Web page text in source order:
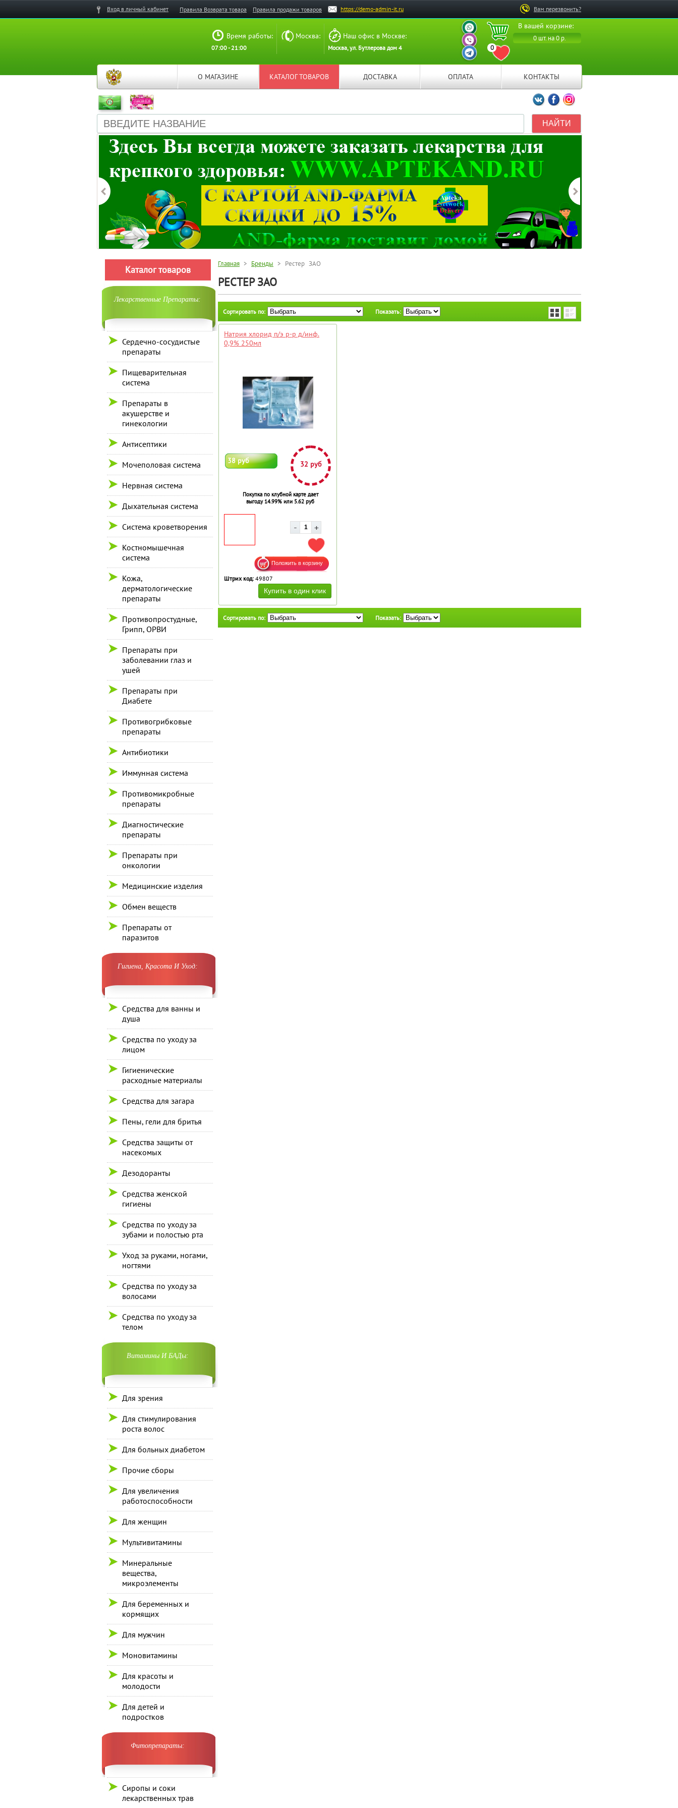
Вам перезвонить?
Вход в личный кабинет Правила Возврата товара Правила продажи товаров https://demo-admin-it.ru
В вашей корзине:
0 шт. на 0 р.
0
ПЕРЕЙТИ В ИЗБРАННОЕ
ВАШ ПЕРСОНАЛЬНЫЙ
МЕНЕДЖЕР
ВАШ ПЕРСОНАЛЬНЫЙ
МЕНЕДЖЕР
ВАШ ПЕРСОНАЛЬНЫЙ
МЕНЕДЖЕР
Время работы:
07:00 - 21:00
Москва: Наш офис в Москве:
Москва, ул. Бутлерова дом 4
О МАГАЗИНЕ КАТАЛОГ ТОВАРОВ ДОСТАВКА ОПЛАТА КОНТАКТЫ
Мы ВКонтакте
Мы на Facebook
Мы в Instagramm
Каталог товаров
Лекарственные Препараты:
Сердечно-сосудистые
препараты
Пищеварительная
система
Препараты в
акушерстве и
гинекологии
Антисептики
Мочеполовая система
Нервная система
Дыхательная система
Система кроветворения
Костномышечная
система
Кожа,
дерматологические
препараты
Противопростудные,
Грипп, ОРВИ
Препараты при
заболевании глаз и
ушей
Препараты при
Диабете
Противогрибковые
препараты
Антибиотики
Иммунная система
Противомикробные
препараты
Диагностические
препараты
Препараты при
онкологии
Медицинские изделия
Обмен веществ
Препараты от
паразитов
Гигиена, Красота И Уход:
Средства для ванны и
душа
Средства по уходу за
лицом
Гигиенические
расходные материалы
Средства для загара
Пены, гели для бритья
Средства защиты от
насекомых
Дезодоранты
Средства женской
гигиены
Средства по уходу за
зубами и полостью рта
Уход за руками, ногами,
ногтями
Средства по уходу за
волосами
Средства по уходу за
телом
Витамины И БАДы:
Для зрения
Для стимулирования
роста волос
Для больных диабетом
Прочие сборы
Для увеличения
работоспособности
Для женщин
Мультивитамины
Минеральные
вещества,
микроэлементы
Для беременных и
кормящих
Для мужчин
Моновитамины
Для красоты и
молодости
Для детей и
подростков
Фитопрепараты:
Сиропы и соки
лекарственных трав
Главная > Бренды > Рестер ЗАО
РЕСТЕР ЗАО
Сортировать по: Показать:
Натрия хлорид п/э р-р д/инф.
0,9% 250мл
38 руб 32 руб
Покупка по клубной карте дает
выгоду 14.99% или 5.62 руб
ДОБАВИТЬ В ИЗБРАННОЕ
Штрих код: 49807
Сортировать по: Показать: